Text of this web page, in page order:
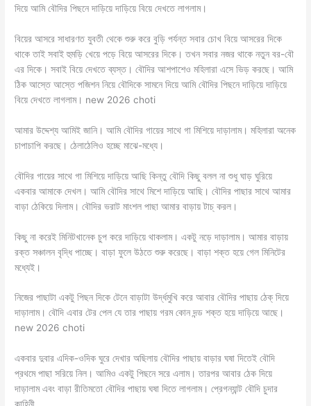
দিয়ে আমি বৌদির পিছনে দাড়িয়ে দাড়িয়ে বিয়ে দেখতে লাগলাম।
বিয়ের আসরে সাধারণত যুবতী থেকে শুরু করে বুড়ি পর্যন্ত সবার চোখ বিয়ে আসরের দিকে
থাকে তাই সবাই হুমড়ি খেয়ে পড়ে বিয়ে আসরের দিকে। তখন সবার নজর থাকে নতুন বর-বৌ
এর দিকে। সবাই বিয়ে দেখতে ব্যস্ত। বৌদির আশপাশেও মহিলারা এসে ভিড় করছে। আমি
ঠিক আস্তে আস্তে পজিশন নিয়ে বৌদিকে সামনে দিয়ে আমি বৌদির পিছনে দাড়িয়ে দাড়িয়ে
বিয়ে দেখতে লাগলাম। new 2026 choti
আমার উদ্দেশ্য আমিই জানি। আমি বৌদির গায়ের সাথে গা মিশিয়ে দাড়ালাম। মহিলারা অনেক
চাপাচাপি করছে। ঠেলাঠেলিও হচ্ছে মাঝে-মধ্যে।
বৌদির গায়ের সাথে গা মিশিয়ে দাড়িয়ে আছি কিন্তু বৌদি কিছু বলল না শুধু ঘাড় ঘুরিয়ে
একবার আমাকে দেখল। আমি বৌদির সাথে মিশে দাড়িয়ে আছি। বৌদির পাছার সাথে আমার
বাড়া ঠেকিয়ে দিলাম। বৌদির ভরাট মাংশল পাছা আমার বাড়ায় টাচ্ করল।
কিছু না করেই মিনিটখানেক চুপ করে দাড়িয়ে থাকলাম। একটু নড়ে দাড়ালাম। আমার বাড়ায়
রক্ত সঞ্চালন বৃদ্ধি পাচ্ছে। বাড়া ফুলে উঠতে শুরু করেছে। বাড়া শক্ত হয়ে গেল মিনিটের
মধ্যেই।
নিজের পাছাটা একটু পিছন দিকে টেনে বাড়াটা উর্দ্ধমুখি করে আবার বৌদির পাছায় ঠেক্ দিয়ে
দাড়ালাম। বৌদি এবার টের পেল যে তার পাছায় গরম কোন দন্ড শক্ত হয়ে দাড়িয়ে আছে।
new 2026 choti
একবার দুবার এদিক-ওদিক ঘুরে দেখার অছিলায় বৌদির পাছায় বাড়ার ঘষা দিতেই বৌদি
প্রথমে পাছা সরিয়ে নিল। আমিও একটু পিছনে সরে এলাম। তারপর আবার ঠেক দিয়ে
দাড়ালাম এবং বাড়া রীতিমতো বৌদির পাছায় ঘষা দিতে লাগলাম। প্রেগন্যান্ট বৌদি চুদার